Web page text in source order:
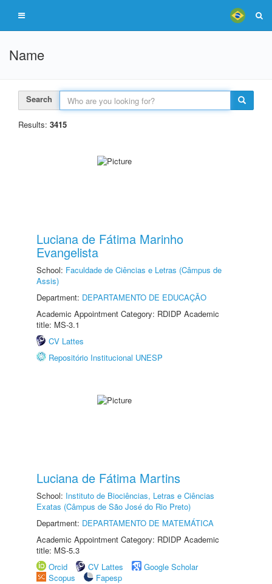
Name
Search
Results: 3415
Luciana de Fátima Marinho
Evangelista
School: Faculdade de Ciências e Letras (Câmpus de
Assis)
Department: DEPARTAMENTO DE EDUCAÇÃO
Academic Appointment Category: RDIDP Academic
title: MS-3.1
CV Lattes
Repositório Institucional UNESP
Luciana de Fátima Martins
School: Instituto de Biociências, Letras e Ciências
Exatas (Câmpus de São José do Rio Preto)
Department: DEPARTAMENTO DE MATEMÁTICA
Academic Appointment Category: RDIDP Academic
title: MS-5.3
Orcid
CV Lattes
Google Scholar
Scopus
Fapesp